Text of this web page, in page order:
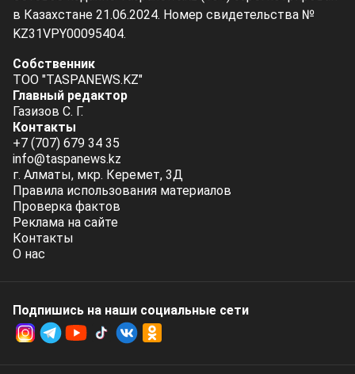
в Казахстане 21.06.2024. Номер свидетельства №
KZ31VPY00095404.
Собственник
ТОО "TASPANEWS.KZ"
Главный редактор
Газизов С. Г.
Контакты
+7 (707) 679 34 35
info@taspanews.kz
г. Алматы, мкр. Керемет, 3Д
Правила использования материалов
Проверка фактов
Реклама на сайте
Контакты
О нас
Подпишись на наши социальные cети